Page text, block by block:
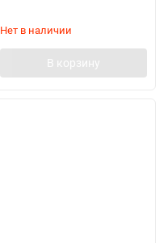
Нет в наличии
В корзину